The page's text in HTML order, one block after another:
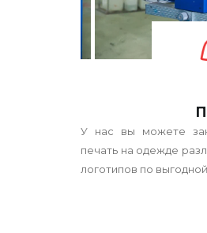
У нас вы можете
печать на одежде
логотипов по